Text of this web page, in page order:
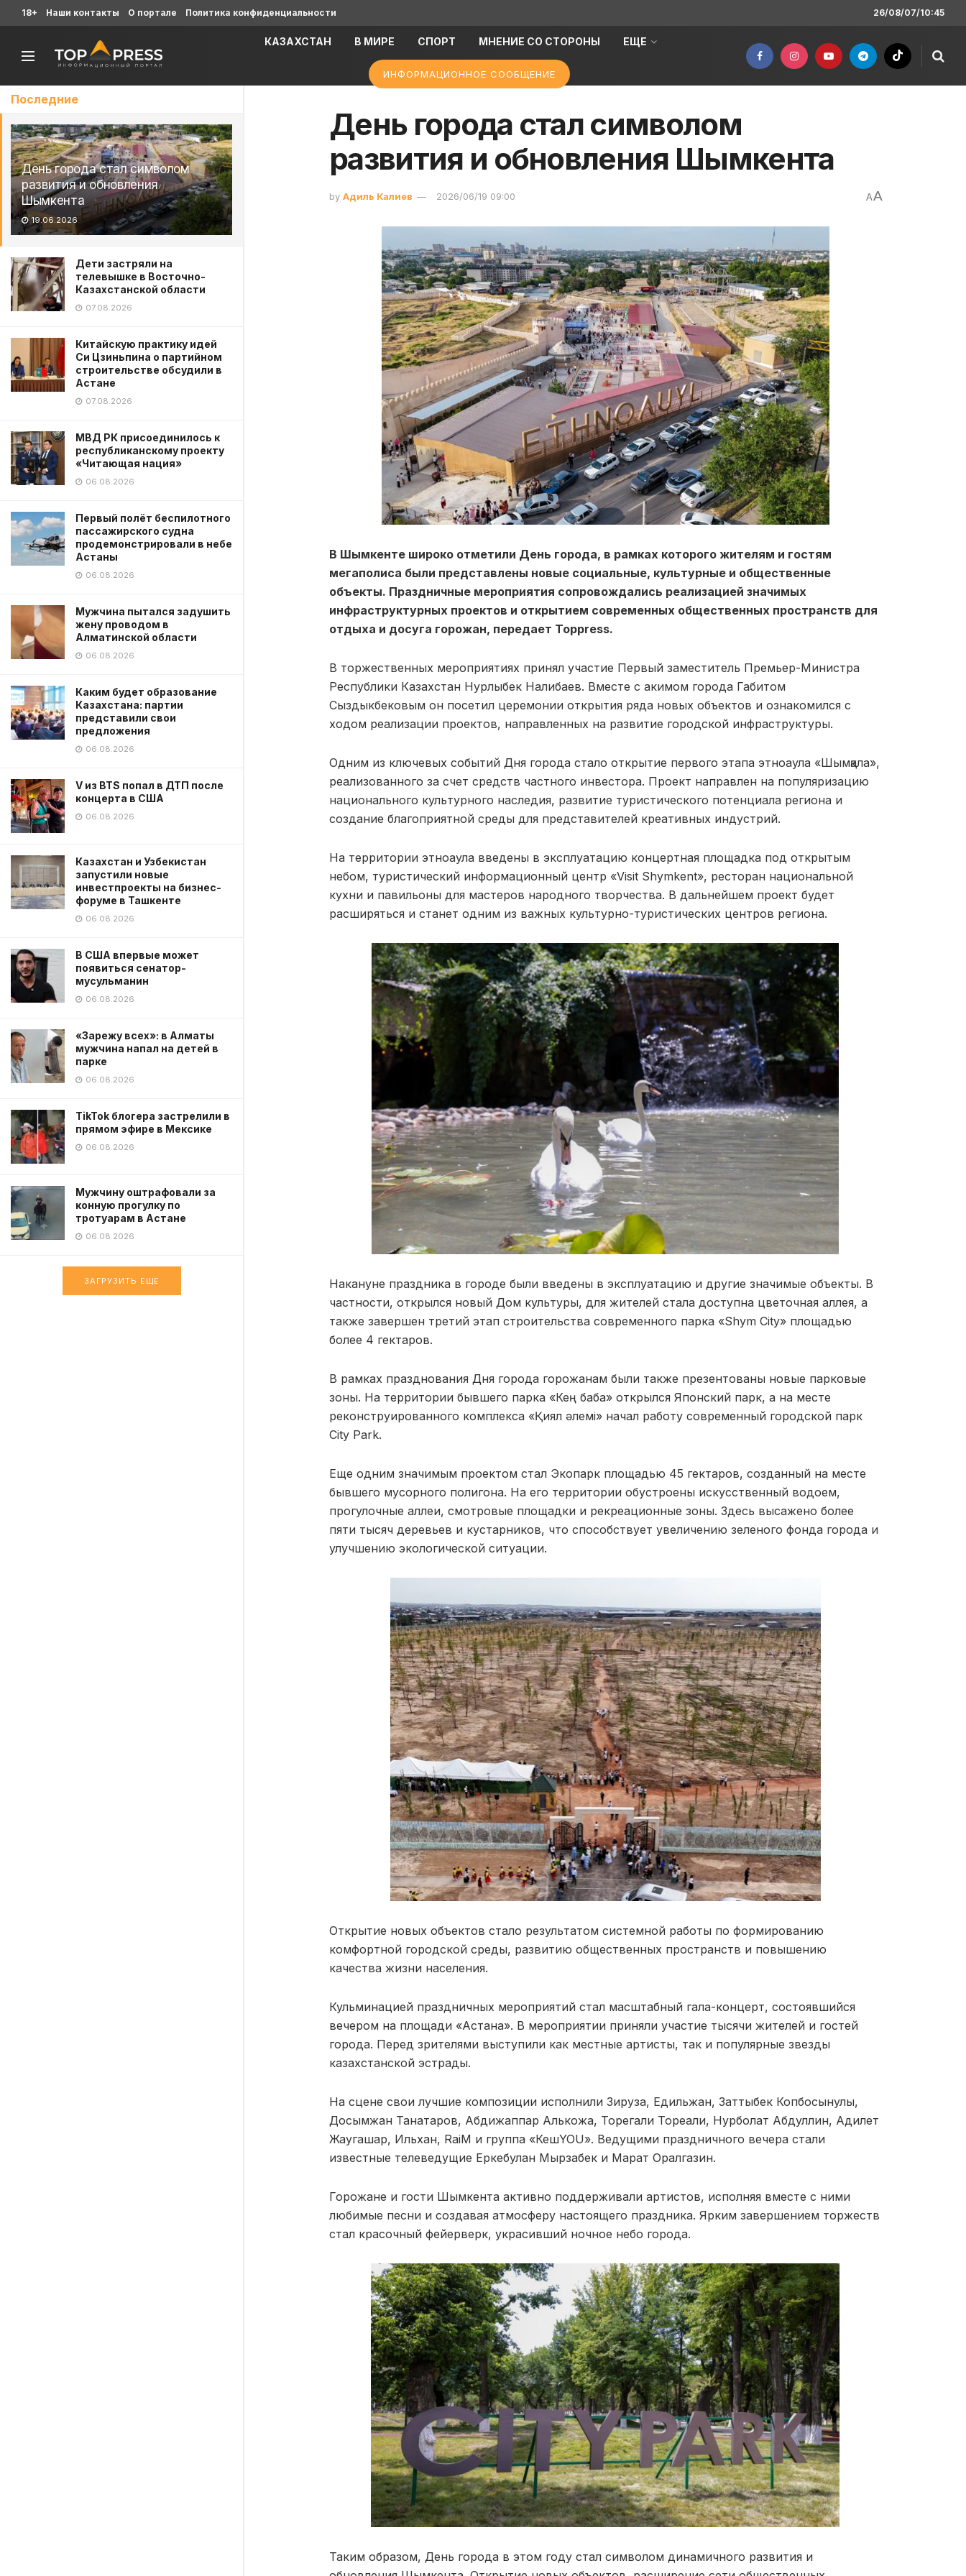
Последние
День города стал символом
развития и обновления
Шымкента
19.06.2026
Дети застряли на
телевышке в Восточно-
Казахстанской области
07.08.2026
Китайскую практику идей
Си Цзиньпина о партийном
строительстве обсудили в
Астане
07.08.2026
МВД РК присоединилось к
республиканскому проекту
«Читающая нация»
06.08.2026
Первый полёт беспилотного
пассажирского судна
продемонстрировали в небе
Астаны
06.08.2026
Мужчина пытался задушить
жену проводом в
Алматинской области
06.08.2026
Каким будет образование
Казахстана: партии
представили свои
предложения
06.08.2026
V из BTS попал в ДТП после
концерта в США
06.08.2026
Казахстан и Узбекистан
запустили новые
инвестпроекты на бизнес-
форуме в Ташкенте
06.08.2026
В США впервые может
появиться сенатор-
мусульманин
06.08.2026
«Зарежу всех»: в Алматы
мужчина напал на детей в
парке
06.08.2026
TikTok блогера застрелили в
прямом эфире в Мексике
06.08.2026
Мужчину оштрафовали за
конную прогулку по
тротуарам в Астане
06.08.2026
ЗАГРУЗИТЬ ЕЩЕ
18+ Наши контакты О портале Политика конфиденциальности 26/08/07/10:45
КАЗАХСТАН В МИРЕ СПОРТ МНЕНИЕ СО СТОРОНЫ ЕЩЕ
ИНФОРМАЦИОННОЕ СООБЩЕНИЕ
День города стал символом
развития и обновления Шымкента
by Адиль Калиев 2026/06/19 09:00 AA
В Шымкенте широко отметили День города, в рамках которого жителям и гостям
мегаполиса были представлены новые социальные, культурные и общественные
объекты. Праздничные мероприятия сопровождались реализацией значимых
инфраструктурных проектов и открытием современных общественных пространств для
отдыха и досуга горожан, передает Toppress.
В торжественных мероприятиях принял участие Первый заместитель Премьер-Министра
Республики Казахстан Нурлыбек Налибаев. Вместе с акимом города Габитом
Сыздыкбековым он посетил церемонии открытия ряда новых объектов и ознакомился с
ходом реализации проектов, направленных на развитие городской инфраструктуры.
Одним из ключевых событий Дня города стало открытие первого этапа этноаула «Шымқала»,
реализованного за счет средств частного инвестора. Проект направлен на популяризацию
национального культурного наследия, развитие туристического потенциала региона и
создание благоприятной среды для представителей креативных индустрий.
На территории этноаула введены в эксплуатацию концертная площадка под открытым
небом, туристический информационный центр «Visit Shymkent», ресторан национальной
кухни и павильоны для мастеров народного творчества. В дальнейшем проект будет
расширяться и станет одним из важных культурно-туристических центров региона.
Накануне праздника в городе были введены в эксплуатацию и другие значимые объекты. В
частности, открылся новый Дом культуры, для жителей стала доступна цветочная аллея, а
также завершен третий этап строительства современного парка «Shym City» площадью
более 4 гектаров.
В рамках празднования Дня города горожанам были также презентованы новые парковые
зоны. На территории бывшего парка «Кең баба» открылся Японский парк, а на месте
реконструированного комплекса «Қиял әлемі» начал работу современный городской парк
City Park.
Еще одним значимым проектом стал Экопарк площадью 45 гектаров, созданный на месте
бывшего мусорного полигона. На его территории обустроены искусственный водоем,
прогулочные аллеи, смотровые площадки и рекреационные зоны. Здесь высажено более
пяти тысяч деревьев и кустарников, что способствует увеличению зеленого фонда города и
улучшению экологической ситуации.
Открытие новых объектов стало результатом системной работы по формированию
комфортной городской среды, развитию общественных пространств и повышению
качества жизни населения.
Кульминацией праздничных мероприятий стал масштабный гала-концерт, состоявшийся
вечером на площади «Астана». В мероприятии приняли участие тысячи жителей и гостей
города. Перед зрителями выступили как местные артисты, так и популярные звезды
казахстанской эстрады.
На сцене свои лучшие композиции исполнили Зируза, Едильжан, Заттыбек Копбосынулы,
Досымжан Танатаров, Абдижаппар Алькожа, Торегали Тореали, Нурболат Абдуллин, Адилет
Жаугашар, Ильхан, RaiM и группа «КешYOU». Ведущими праздничного вечера стали
известные телеведущие Еркебулан Мырзабек и Марат Оралгазин.
Горожане и гости Шымкента активно поддерживали артистов, исполняя вместе с ними
любимые песни и создавая атмосферу настоящего праздника. Ярким завершением торжеств
стал красочный фейерверк, украсивший ночное небо города.
Таким образом, День города в этом году стал символом динамичного развития и